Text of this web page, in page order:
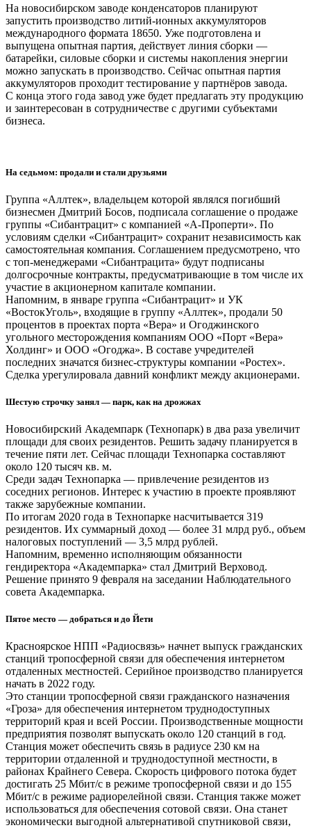
На новосибирском заводе конденсаторов планируют
запустить производство литий-ионных аккумуляторов
международного формата 18650. Уже подготовлена и
выпущена опытная партия, действует линия сборки —
батарейки, силовые сборки и системы накопления энергии
можно запускать в производство. Сейчас опытная партия
аккумуляторов проходит тестирование у партнёров завода.
С конца этого года завод уже будет предлагать эту продукцию
и заинтересован в сотрудничестве с другими субъектами
бизнеса.
На седьмом: продали и стали друзьями
Группа «Аллтек», владельцем которой являлся погибший
бизнесмен Дмитрий Босов, подписала соглашение о продаже
группы «Сибантрацит» с компанией «А-Проперти». По
условиям сделки «Сибантрацит» сохранит независимость как
самостоятельная компания. Соглашением предусмотрено, что
с топ-менеджерами «Сибантрацита» будут подписаны
долгосрочные контракты, предусматривающие в том числе их
участие в акционерном капитале компании.
Напомним, в январе группа «Сибантрацит» и УК
«ВостокУголь», входящие в группу «Аллтек», продали 50
процентов в проектах порта «Вера» и Огоджинского
угольного месторождения компаниям ООО «Порт «Вера»
Холдинг» и ООО «Огоджа». В составе учредителей
последних значатся бизнес-структуры компании «Ростех».
Сделка урегулировала давний конфликт между акционерами.
Шестую строчку занял — парк, как на дрожжах
Новосибирский Академпарк (Технопарк) в два раза увеличит
площади для своих резидентов. Решить задачу планируется в
течение пяти лет. Сейчас площади Технопарка составляют
около 120 тысяч кв. м.
Среди задач Технопарка — привлечение резидентов из
соседних регионов. Интерес к участию в проекте проявляют
также зарубежные компании.
По итогам 2020 года в Технопарке насчитывается 319
резидентов. Их суммарный доход — более 31 млрд руб., объем
налоговых поступлений — 3,5 млрд рублей.
Напомним, временно исполняющим обязанности
гендиректора «Академпарка» стал Дмитрий Верховод.
Решение принято 9 февраля на заседании Наблюдательного
совета Академпарка.
Пятое место — добраться и до Йети
Красноярское НПП «Радиосвязь» начнет выпуск гражданских
станций тропосферной связи для обеспечения интернетом
отдаленных местностей. Серийное производство планируется
начать в 2022 году.
Это станции тропосферной связи гражданского назначения
«Гроза» для обеспечения интернетом труднодоступных
территорий края и всей России. Производственные мощности
предприятия позволят выпускать около 120 станций в год.
Станция может обеспечить связь в радиусе 230 км на
территории отдаленной и труднодоступной местности, в
районах Крайнего Севера. Скорость цифрового потока будет
достигать 25 Мбит/с в режиме тропосферной связи и до 155
Мбит/с в режиме радиорелейной связи. Станция также может
использоваться для обеспечения сотовой связи. Она станет
экономически выгодной альтернативой спутниковой связи,